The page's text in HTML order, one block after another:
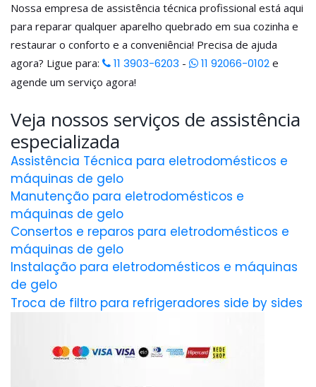
Nossa empresa de assistência técnica profissional está aqui
para reparar qualquer aparelho quebrado em sua cozinha e
restaurar o conforto e a conveniência! Precisa de ajuda
agora? Ligue para:
11 3903-6203 - 11 92066-0102 e
agende um serviço agora!
Veja nossos serviços de assistência
especializada
Assistência Técnica para eletrodomésticos e
máquinas de gelo
Manutenção para eletrodomésticos e
máquinas de gelo
Consertos e reparos para eletrodomésticos e
máquinas de gelo
Instalação para eletrodomésticos e máquinas
de gelo
Troca de filtro para refrigeradores side by sides